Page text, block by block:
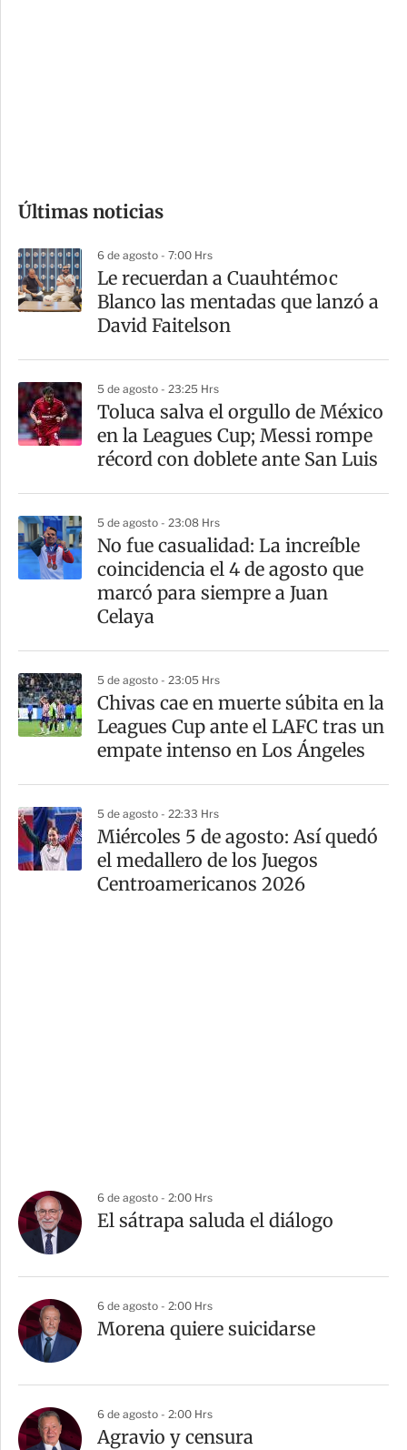
m
a
r
t
Últimas noticias
6 de agosto - 7:00 Hrs
Le recuerdan a Cuauhtémoc
Blanco las mentadas que lanzó a
David Faitelson
5 de agosto - 23:25 Hrs
Toluca salva el orgullo de México
en la Leagues Cup; Messi rompe
récord con doblete ante San Luis
5 de agosto - 23:08 Hrs
No fue casualidad: La increíble
coincidencia el 4 de agosto que
marcó para siempre a Juan
Celaya
5 de agosto - 23:05 Hrs
Chivas cae en muerte súbita en la
Leagues Cup ante el LAFC tras un
empate intenso en Los Ángeles
5 de agosto - 22:33 Hrs
Miércoles 5 de agosto: Así quedó
el medallero de los Juegos
Centroamericanos 2026
6 de agosto - 2:00 Hrs
El sátrapa saluda el diálogo
6 de agosto - 2:00 Hrs
Morena quiere suicidarse
6 de agosto - 2:00 Hrs
Agravio y censura